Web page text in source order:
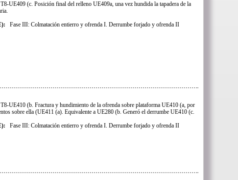
T8-UE409 (c. Posición final del relleno UE409a, una vez hundida la tapadera de la
Fase III: Colmatación entierro y ofrenda I. Derrumbe forjado y ofrenda II
T8-UE410 (b. Fractura y hundimiento de la ofrenda sobre plataforma UE410 (a, por
sobre ella (UE411 (a). Equivalente a UE280 (b. Generó el derrumbe UE410 (c.
Fase III: Colmatación entierro y ofrenda I. Derrumbe forjado y ofrenda II